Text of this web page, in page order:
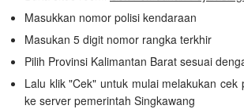
Masukkan nomor polisi kendaraan
Masukan 5 digit nomor rangka terkhir
Pilih Provinsi Kalimantan Barat sesuai
Lalu klik "Cek" untuk mulai melakukan
ke server pemerintah Singkawang